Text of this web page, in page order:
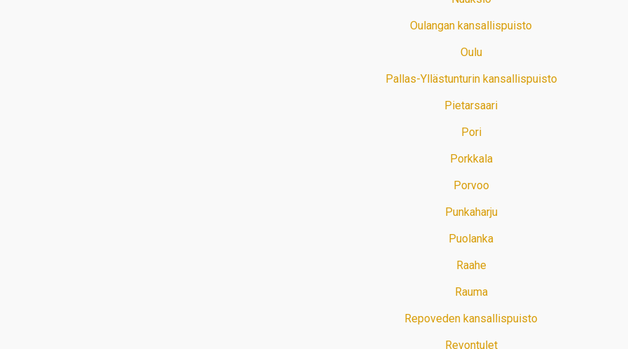
Oulangan kansallispuisto
Oulu
Pallas-Yllästunturin kansallispuisto
Pietarsaari
Pori
Porkkala
Porvoo
Punkaharju
Puolanka
Raahe
Rauma
Repoveden kansallispuisto
Revontulet